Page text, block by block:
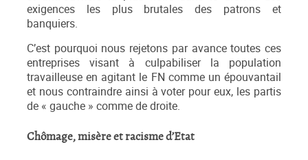
exigences les plus brutales des patrons et
banquiers.
C’est pourquoi nous rejetons par avance toutes ces
entreprises visant à culpabiliser la population
travailleuse en agitant le FN comme un épouvantail
et nous contraindre ainsi à voter pour eux, les partis
de « gauche » comme de droite.
Chômage, misère et racisme d’Etat